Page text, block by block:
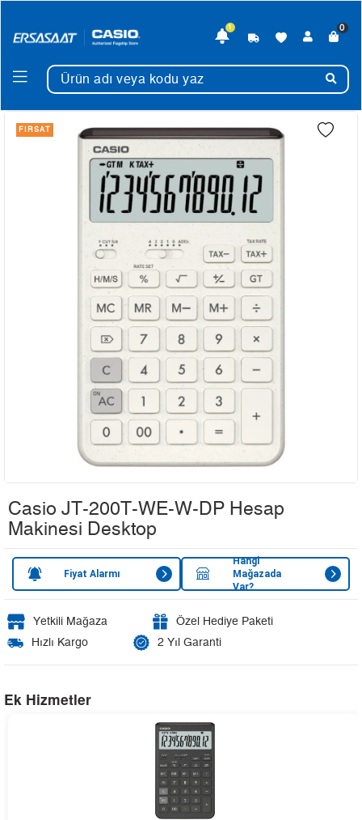
1 0
FIRSAT
Casio JT-200T-WE-W-DP Hesap
Makinesi Desktop
Fiyat Alarmı
Hangi
Mağazada
Var?
Yetkili Mağaza
Özel Hediye Paketi
Hızlı Kargo
2 Yıl Garanti
Ek Hizmetler